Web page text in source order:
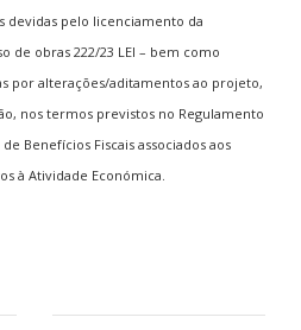
devidas pelo licenciamento da
de obras 222/23 LEI – bem como
por alterações/aditamentos ao projeto,
nos termos previstos no Regulamento
Benefícios Fiscais associados aos
à Atividade Económica.